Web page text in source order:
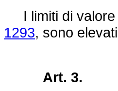
I limiti di valore
1293, sono
Art. 3.